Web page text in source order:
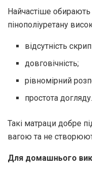
Найчастіше
пінополіуретану
відсутність
довговічність;
рівномірний
простота догляду.
Такі матраци добре
вагою та не
Для домашнього